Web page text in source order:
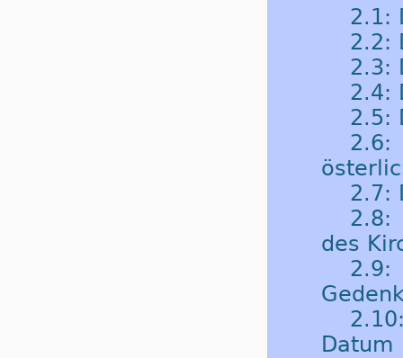
2.1:
2.2:
2.3:
2.4:
2.5:
2.7:
2.8:
des
Datum